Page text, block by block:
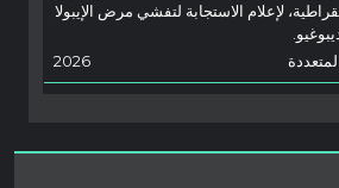
لإعلام الاستجابة لتفشي مرض الإيبولا
2026